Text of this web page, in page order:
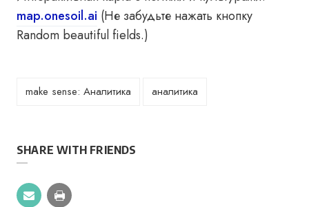
map.onesoil.ai (Не забудьте нажать кнопку
Random beautiful fields.)
make sense: Аналитика аналитика
SHARE WITH FRIENDS